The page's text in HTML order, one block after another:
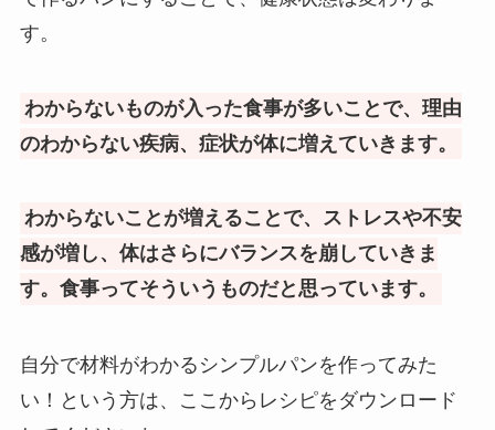
す。
わからないものが入った食事が多いことで、理由
のわからない疾病、症状が体に増えていきます。
わからないことが増えることで、ストレスや不安
感が増し、体はさらにバランスを崩していきま
す。食事ってそういうものだと思っています。
自分で材料がわかるシンプルパンを作ってみた
い！という方は、ここからレシピをダウンロード